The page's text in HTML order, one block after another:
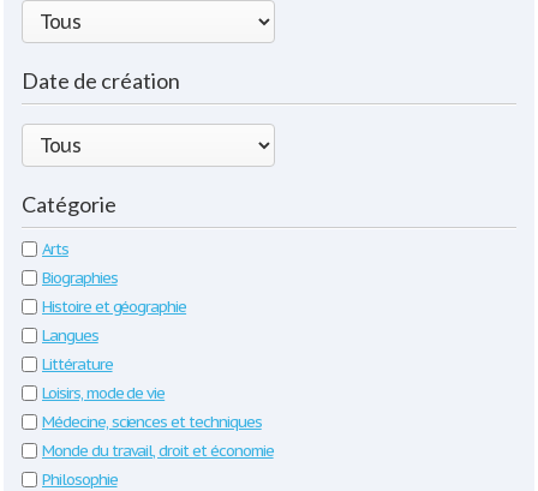
Date de création
Catégorie
Arts
Biographies
Histoire et géographie
Langues
Littérature
Loisirs, mode de vie
Médecine, sciences et techniques
Monde du travail, droit et économie
Philosophie